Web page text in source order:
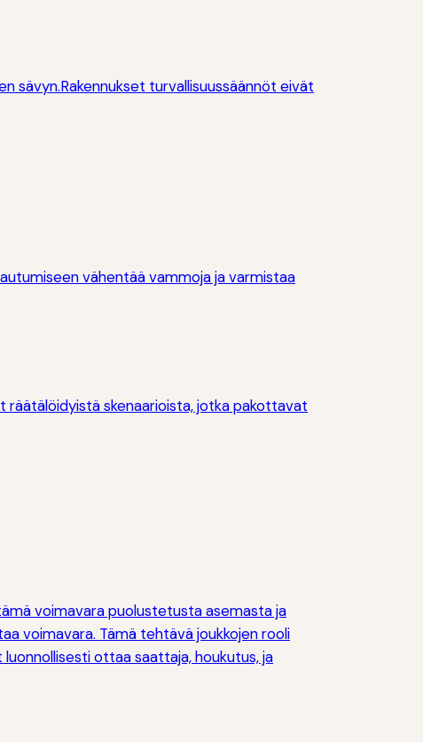
sävyn.Rakennukset turvallisuussäännöt eivät
vähentää vammoja ja varmistaa
skenaarioista, jotka pakottavat
voimavara puolustetusta asemasta ja
voimavara. Tämä tehtävä joukkojen rooli
ottaa saattaja, houkutus, ja